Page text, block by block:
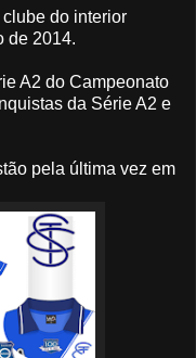
do interior
de 2014.
A2 do Campeonato
da Série A2 e
pela última vez em